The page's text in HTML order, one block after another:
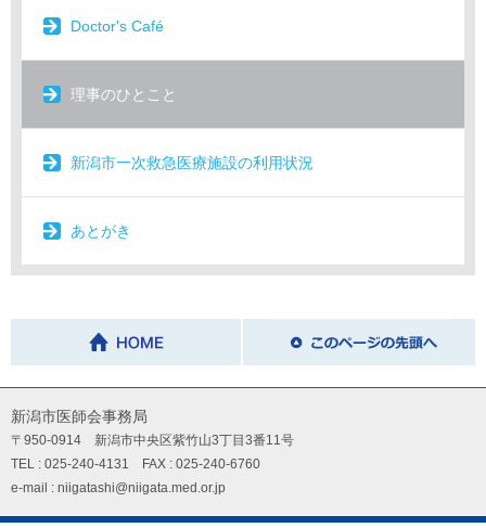
Doctor's Café
理事のひとこと
新潟市一次救急医療施設の利用状況
あとがき
新潟市医師会事務局
〒950-0914 新潟市中央区紫竹山3丁目3番11号
TEL : 025-240-4131 FAX : 025-240-6760
e-mail : niigatashi@niigata.med.or.jp